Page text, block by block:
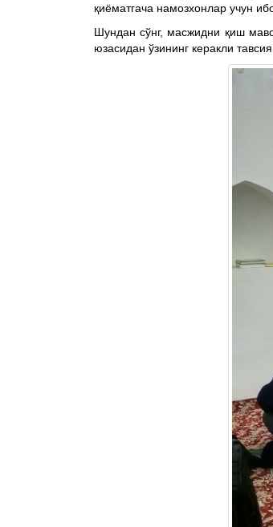
қиёматгача намозхонлар учун
Шундан сўнг, масжидни қиш
юзасидан ўзининг керакли